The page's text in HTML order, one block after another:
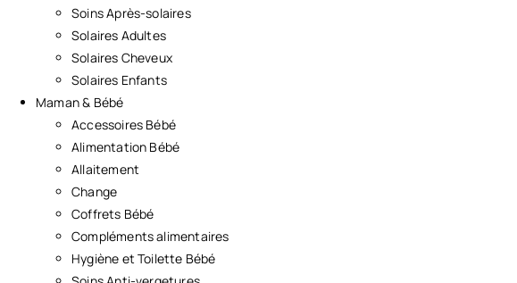
Soins Après-solaires
Solaires Adultes
Solaires Cheveux
Solaires Enfants
Maman & Bébé
Accessoires Bébé
Alimentation Bébé
Allaitement
Change
Coffrets Bébé
Compléments alimentaires
Hygiène et Toilette Bébé